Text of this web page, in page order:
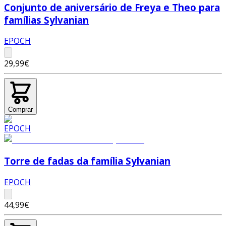
Conjunto de aniversário de Freya e Theo para
famílias Sylvanian
EPOCH
29,99€
Comprar
Torre de fadas da família Sylvanian
EPOCH
44,99€